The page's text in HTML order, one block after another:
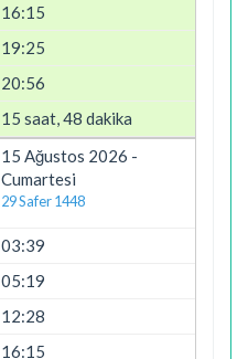
16:15
19:25
20:56
15 saat, 48 dakika
15 Ağustos 2026 -
Cumartesi
29 Safer 1448
03:39
05:19
12:28
16:15